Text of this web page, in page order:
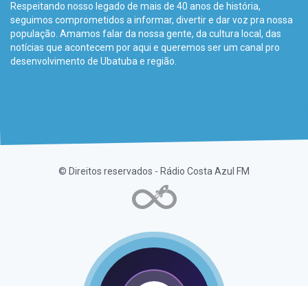
Respeitando nosso legado de mais de 40 anos de história,
seguimos comprometidos a informar, divertir e dar voz pra nossa
população. Amamos falar da nossa gente, da cultura local, das
notícias que acontecem por aqui e queremos ser um canal pro
desenvolvimento de Ubatuba e região.
© Direitos reservados - Rádio Costa Azul FM